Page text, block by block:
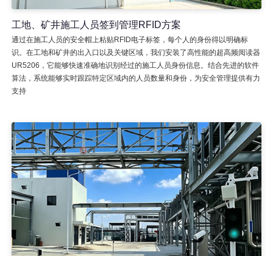
工地、矿井施工人员签到管理RFID方案
通过在施工人员的安全帽上粘贴RFID电子标签，每个人的身份得以明确标
识。在工地和矿井的出入口以及关键区域，我们安装了高性能的超高频阅读器
UR5206，它能够快速准确地识别经过的施工人员身份信息。结合先进的软件
算法，系统能够实时跟踪特定区域内的人员数量和身份，为安全管理提供有力
支持